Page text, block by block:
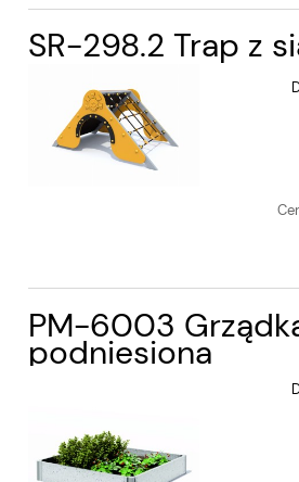
SR-298.2 Trap z
PM-6003
podniesiona